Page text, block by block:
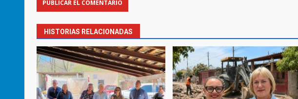
HISTORIAS RELACIONADAS